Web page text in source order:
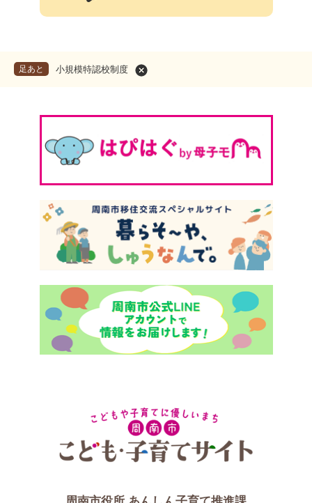
足あと 小規模特認校制度